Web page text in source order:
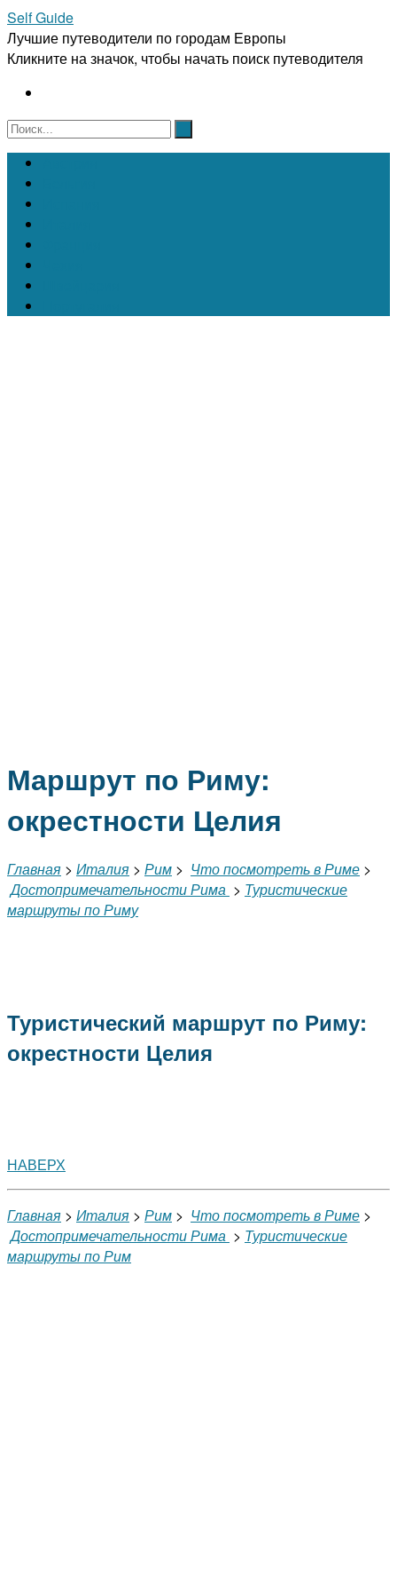
Self Guide
Лучшие путеводители по городам Европы
Кликните на значок, чтобы начать поиск путеводителя
Маршрут по Риму:
окрестности Целия
Главная > Италия > Рим > Что посмотреть в Риме >
Достопримечательности Рима > Туристические
маршруты по Риму
Туристический маршрут по Риму:
окрестности Целия
НАВЕРХ
Главная > Италия > Рим > Что посмотреть в Риме >
Достопримечательности Рима > Туристические
маршруты по Рим